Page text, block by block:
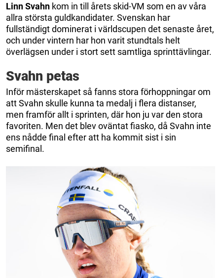
Linn Svahn kom in till årets skid-VM som en av våra
allra största guldkandidater. Svenskan har
fullständigt dominerat i världscupen det senaste året,
och under vintern har hon varit stundtals helt
överlägsen under i stort sett samtliga sprinttävlingar.
Svahn petas
Inför mästerskapet så fanns stora förhoppningar om
att Svahn skulle kunna ta medalj i flera distanser,
men framför allt i sprinten, där hon ju var den stora
favoriten. Men det blev oväntat fiasko, då Svahn inte
ens nådde final efter att ha kommit sist i sin
semifinal.